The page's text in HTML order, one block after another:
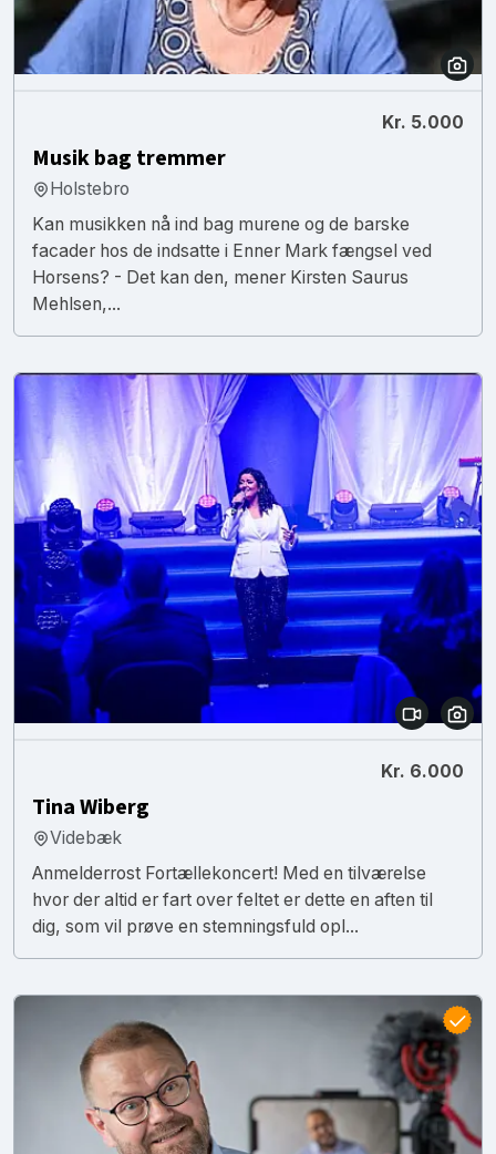
Kr. 5.000
Musik bag tremmer
Holstebro
Kan musikken nå ind bag murene og de barske
facader hos de indsatte i Enner Mark fængsel ved
Horsens? - Det kan den, mener Kirsten Saurus
Mehlsen,...
Kr. 6.000
Tina Wiberg
Videbæk
Anmelderrost Fortællekoncert! Med en tilværelse
hvor der altid er fart over feltet er dette en aften til
dig, som vil prøve en stemningsfuld opl...